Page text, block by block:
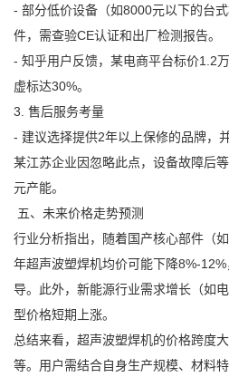
- 部分低价设备（如8000元以下的台
件，需查验CE认证和出厂检测报告。
- 知乎用户反馈，某电商平台标价1.2
虚标达30%。
3. 售后服务考量
- 建议选择提供2年以上保修的品牌，
某江苏企业因忽略此点，设备故障后
元产能。
五、未来价格走势预测
行业分析指出，随着国产核心部件（
年超声波塑焊机均价可能下降8%-
导。此外，新能源行业需求增长（如
型价格短期上涨。
总结来看，超声波塑焊机的价格跨度
等。用户需结合自身生产规模、材料